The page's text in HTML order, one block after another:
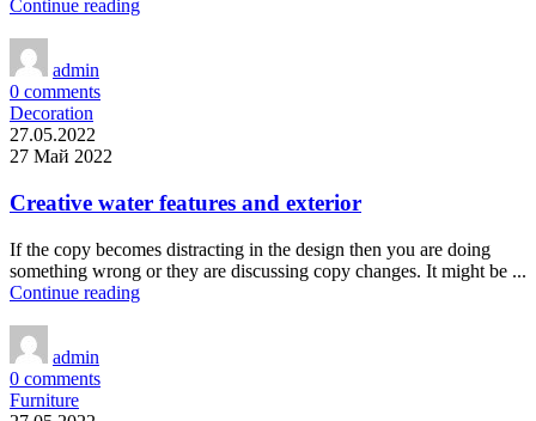
Continue reading
admin
0 comments
Decoration
27.05.2022
27 Май 2022
Creative water features and exterior
If the copy becomes distracting in the design then you are doing
something wrong or they are discussing copy changes. It might be ...
Continue reading
admin
0 comments
Furniture